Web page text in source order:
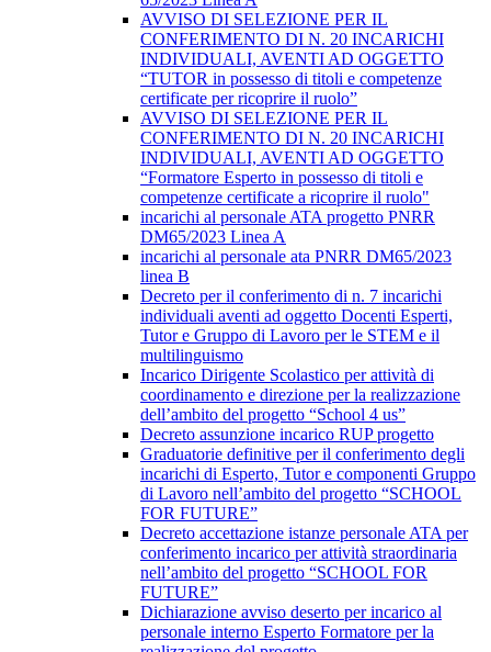
AVVISO DI SELEZIONE PER IL
CONFERIMENTO DI N. 20 INCARICHI
INDIVIDUALI, AVENTI AD OGGETTO
“TUTOR in possesso di titoli e competenze
certificate per ricoprire il ruolo”
AVVISO DI SELEZIONE PER IL
CONFERIMENTO DI N. 20 INCARICHI
INDIVIDUALI, AVENTI AD OGGETTO
“Formatore Esperto in possesso di titoli e
competenze certificate a ricoprire il ruolo"
incarichi al personale ATA progetto PNRR
DM65/2023 Linea A
incarichi al personale ata PNRR DM65/2023
linea B
Decreto per il conferimento di n. 7 incarichi
individuali aventi ad oggetto Docenti Esperti,
Tutor e Gruppo di Lavoro per le STEM e il
multilinguismo
Incarico Dirigente Scolastico per attività di
coordinamento e direzione per la realizzazione
dell’ambito del progetto “School 4 us”
Decreto assunzione incarico RUP progetto
Graduatorie definitive per il conferimento degli
incarichi di Esperto, Tutor e componenti Gruppo
di Lavoro nell’ambito del progetto “SCHOOL
FOR FUTURE”
Decreto accettazione istanze personale ATA per
conferimento incarico per attività straordinaria
nell’ambito del progetto “SCHOOL FOR
FUTURE”
Dichiarazione avviso deserto per incarico al
personale interno Esperto Formatore per la